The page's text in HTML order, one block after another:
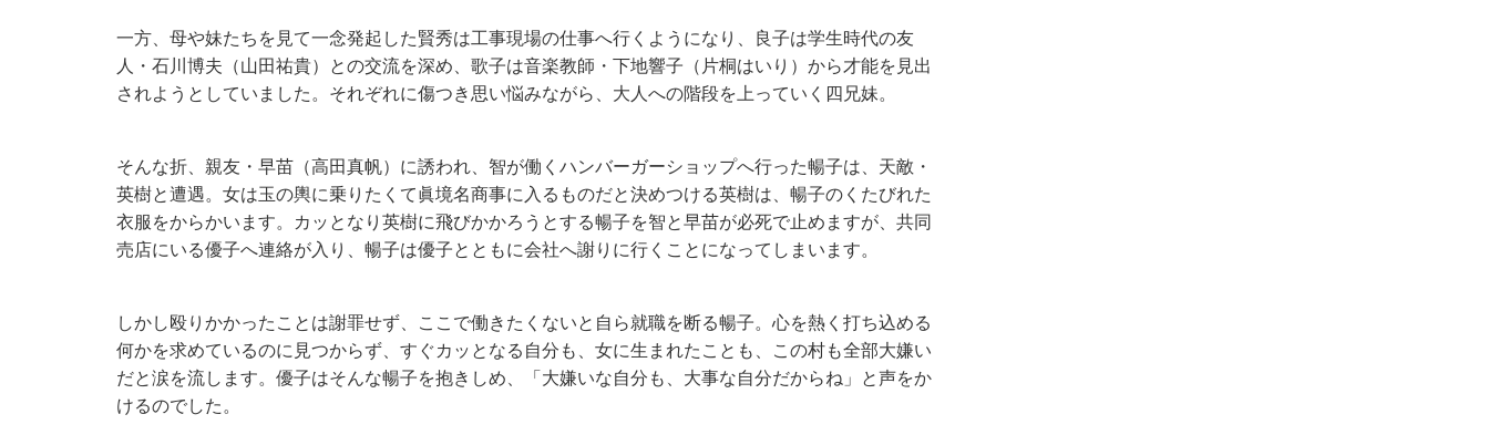
一方、母や妹たちを見て一念発起した賢秀は工事現場の仕事へ行くようになり、良子は学生時代の友
人・石川博夫（山田祐貴）との交流を深め、歌子は音楽教師・下地響子（片桐はいり）から才能を見出
されようとしていました。それぞれに傷つき思い悩みながら、大人への階段を上っていく四兄妹。
そんな折、親友・早苗（高田真帆）に誘われ、智が働くハンバーガーショップへ行った暢子は、天敵・
英樹と遭遇。女は玉の輿に乗りたくて眞境名商事に入るものだと決めつける英樹は、暢子のくたびれた
衣服をからかいます。カッとなり英樹に飛びかかろうとする暢子を智と早苗が必死で止めますが、共同
売店にいる優子へ連絡が入り、暢子は優子とともに会社へ謝りに行くことになってしまいます。
しかし殴りかかったことは謝罪せず、ここで働きたくないと自ら就職を断る暢子。心を熱く打ち込める
何かを求めているのに見つからず、すぐカッとなる自分も、女に生まれたことも、この村も全部大嫌い
だと涙を流します。優子はそんな暢子を抱きしめ、「大嫌いな自分も、大事な自分だからね」と声をか
けるのでした。